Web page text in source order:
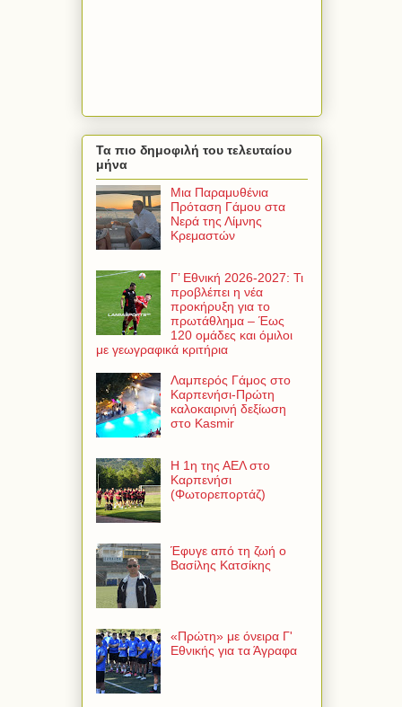
Τα πιο δημοφιλή του τελευταίου
μήνα
Μια Παραμυθένια
Πρόταση Γάμου στα
Νερά της Λίμνης
Κρεμαστών
Γ’ Εθνική 2026-2027: Τι
προβλέπει η νέα
προκήρυξη για το
πρωτάθλημα – Έως
120 ομάδες και όμιλοι
με γεωγραφικά κριτήρια
Λαμπερός Γάμος στο
Καρπενήσι-Πρώτη
καλοκαιρινή δεξίωση
στο Kasmir
Η 1η της ΑΕΛ στο
Καρπενήσι
(Φωτορεπορτάζ)
Έφυγε από τη ζωή ο
Βασίλης Κατσίκης
«Πρώτη» με όνειρα Γ'
Εθνικής για τα Άγραφα